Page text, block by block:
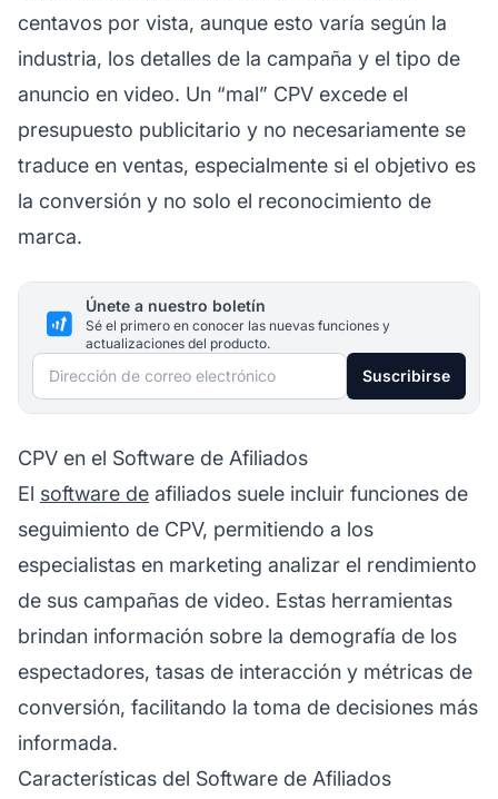
centavos por vista, aunque esto varía según la
industria, los detalles de la campaña y el tipo de
anuncio en video. Un “mal” CPV excede el
presupuesto publicitario y no necesariamente se
traduce en ventas, especialmente si el objetivo es
la conversión y no solo el reconocimiento de
marca.
Únete a nuestro boletín
Sé el primero en conocer las nuevas funciones y
actualizaciones del producto.
Dirección de correo electrónico Suscribirse
CPV en el Software de Afiliados
El software de afiliados suele incluir funciones de
seguimiento de CPV, permitiendo a los
especialistas en marketing analizar el rendimiento
de sus campañas de video. Estas herramientas
brindan información sobre la demografía de los
espectadores, tasas de interacción y métricas de
conversión, facilitando la toma de decisiones más
informada.
Características del Software de Afiliados